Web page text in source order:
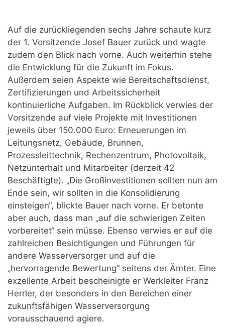
Auf die zurückliegenden sechs Jahre schaute kurz
der 1. Vorsitzende Josef Bauer zurück und wagte
zudem den Blick nach vorne. Auch weiterhin stehe
die Entwicklung für die Zukunft im Fokus.
Außerdem seien Aspekte wie Bereitschaftsdienst,
Zertifizierungen und Arbeitssicherheit
kontinuierliche Aufgaben. Im Rückblick verwies der
Vorsitzende auf viele Projekte mit Investitionen
jeweils über 150.000 Euro: Erneuerungen im
Leitungsnetz, Gebäude, Brunnen,
Prozessleittechnik, Rechenzentrum, Photovoltaik,
Netzunterhalt und Mitarbeiter (derzeit 42
Beschäftigte). „Die Großinvestitionen sollten nun am
Ende sein, wir sollten in die Konsolidierung
einsteigen“, blickte Bauer nach vorne. Er betonte
aber auch, dass man „auf die schwierigen Zeiten
vorbereitet“ sein müsse. Ebenso verwies er auf die
zahlreichen Besichtigungen und Führungen für
andere Wasserversorger und auf die
„hervorragende Bewertung“ seitens der Ämter. Eine
exzellente Arbeit bescheinigte er Werkleiter Franz
Herrler, der besonders in den Bereichen einer
zukunftsfähigen Wasserversorgung
vorausschauend agiere.